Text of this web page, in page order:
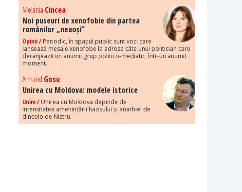
Melania Cincea
Noi puseuri de xenofobie din partea
românilor „neaoși”
Opinii / Periodic, în spațiul public sunt voci care
lansează mesaje xenofobe la adresa câte unui politician care
deranjează un anumit grup politico-mediatic, într-un anumit
moment.
Armand Gosu
Unirea cu Moldova: modele istorice
Unire / Unirea cu Moldova depinde de
intensitatea amenințării haosului și anarhiei de
dincolo de Nistru.